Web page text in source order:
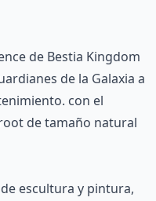
de Bestia Kingdom
de la Galaxia a
con el
de tamaño natural
escultura y pintura,